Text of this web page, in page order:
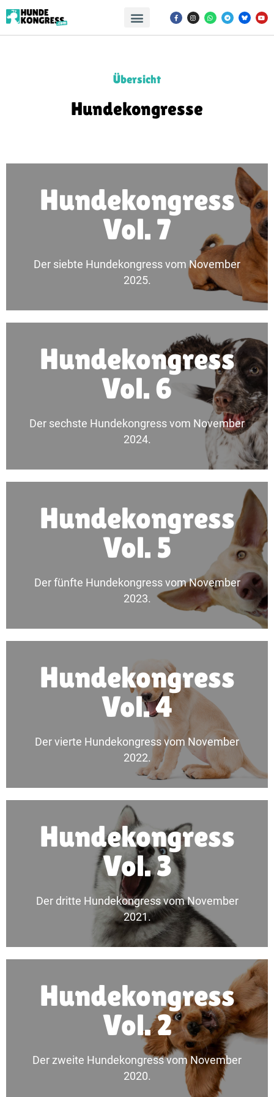
Übersicht
Hundekongresse
Hundekongress
Vol. 7
Der siebte Hundekongress vom November
2025.
Hundekongress
Vol. 7
Alle Inhalte in der Übersicht.
Mehr erfahren
Hundekongress
Vol. 6
Der sechste Hundekongress vom November
2024.
Hundekongress
Vol. 6
Alle Inhalte in der Übersicht.
Mehr erfahren
Hundekongress
Vol. 5
Der fünfte Hundekongress vom November
2023.
Hundekongress
Vol. 5
Alle Inhalte in der Übersicht.
Mehr erfahren
Hundekongress
Vol. 4
Der vierte Hundekongress vom November
2022.
Hundekongress
Vol. 4
Alle Inhalte in der Übersicht.
Mehr erfahren
Hundekongress
Vol. 3
Der dritte Hundekongress vom November
2021.
Hundekongress
Vol. 3
Alle Inhalte in der Übersicht.
Mehr erfahren
Hundekongress
Vol. 2
Der zweite Hundekongress vom November
2020.
Hundekongress
Vol. 2
Noch mehr Themen, noch mehr
HundeexpertInnen für alle Hundenerds.